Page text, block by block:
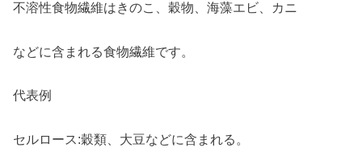
不溶性食物繊維はきのこ、穀物、海藻エビ、カニ
などに含まれる食物繊維です。
代表例
セルロース:穀類、大豆などに含まれる。